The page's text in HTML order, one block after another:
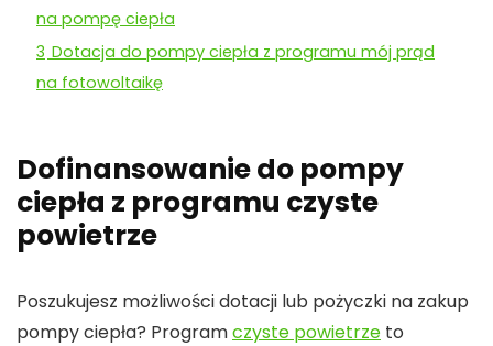
na pompę ciepła
3 Dotacja do pompy ciepła z programu mój prąd
na fotowoltaikę
Dofinansowanie do pompy
ciepła z programu czyste
powietrze
Poszukujesz możliwościdotacji lub pożyczki na zakup
pompy ciepła? Programczyste powietrze to